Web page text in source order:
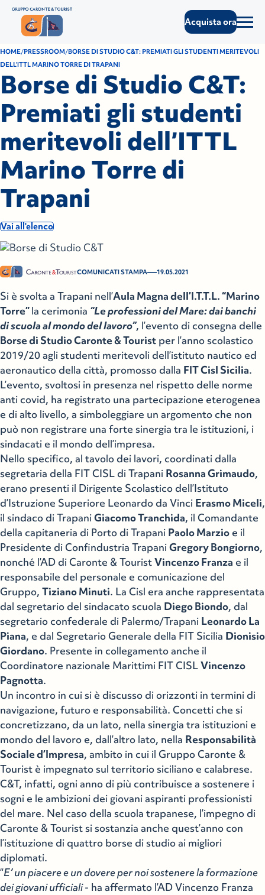
Acquista ora
HOME PRESSROOM BORSE DI STUDIO C&T: PREMIATI GLI STUDENTI MERITEVOLI
DELL’ITTL MARINO TORRE DI TRAPANI
Borse di Studio C&T:
Premiati gli studenti
meritevoli dell’ITTL
Marino Torre di
Trapani
Vai all'elenco
COMUNICATI STAMPA—19.05.2021
Si è svolta a Trapani nell’Aula Magna dell’I.T.T.L. “Marino
Torre”la cerimonia “Le professioni del Mare: dai banchi
di scuola al mondo del lavoro”, l’evento di consegna delle
Borse di Studio Caronte & Tourist per l’anno scolastico
2019/20 agli studenti meritevoli dell’istituto nautico ed
aeronautico della città, promosso dalla FIT Cisl Sicilia.
L’evento, svoltosi in presenza nel rispetto delle norme
anti covid, ha registrato una partecipazione eterogenea
e di alto livello, a simboleggiare un argomento che non
può non registrare una forte sinergia tra le istituzioni, i
sindacati e il mondo dell’impresa.
Nello specifico, al tavolo dei lavori, coordinati dalla
segretaria della FIT CISL di Trapani Rosanna Grimaudo,
erano presenti il Dirigente Scolastico dell’Istituto
d’Istruzione Superiore Leonardo da Vinci Erasmo Miceli,
il sindaco di TrapaniGiacomo Tranchida, il Comandante
della capitaneria di Porto di Trapani Paolo Marzio e il
Presidente di Confindustria TrapaniGregory Bongiorno,
nonché l’AD di Caronte & TouristVincenzo Franza e il
responsabile del personale e comunicazione del
Gruppo, Tiziano Minuti. La Cisl era anche rappresentata
dal segretario del sindacato scuola Diego Biondo, dal
segretario confederale di Palermo/Trapani Leonardo La
Piana, e dal Segretario Generale della FIT Sicilia Dionisio
Giordano. Presente in collegamento anche il
Coordinatore nazionale Marittimi FIT CISLVincenzo
Pagnotta.
Un incontro in cui si è discusso di orizzonti in termini di
navigazione, futuro e responsabilità. Concetti che si
concretizzano, da un lato, nella sinergia tra istituzioni e
mondo del lavoro e, dall’altro lato, nella Responsabilità
Sociale d’Impresa, ambito in cui il Gruppo Caronte &
Tourist è impegnato sul territorio siciliano e calabrese.
C&T, infatti, ogni anno di più contribuisce a sostenere i
sogni e le ambizioni dei giovani aspiranti professionisti
del mare. Nel caso della scuola trapanese, l’impegno di
Caronte & Tourist si sostanzia anche quest’anno con
l’istituzione di quattro borse di studio ai migliori
diplomati.
“E’ un piacere e un dovere per noi sostenere la formazione
dei giovani ufficiali- ha affermato l’AD Vincenzo Franza